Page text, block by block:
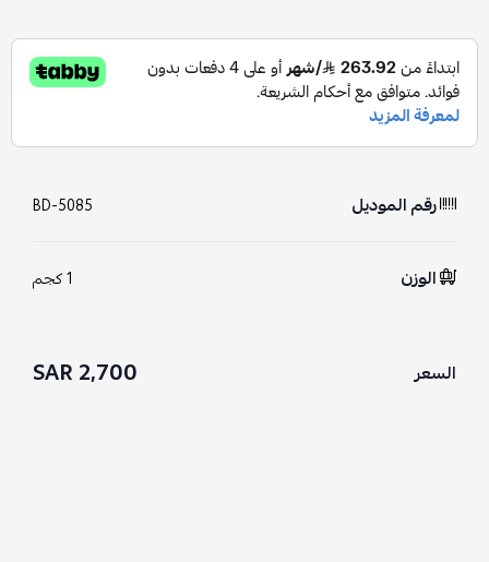
رقم الموديل BD-5085
الوزن 1 كجم
السعر 2,700 SAR